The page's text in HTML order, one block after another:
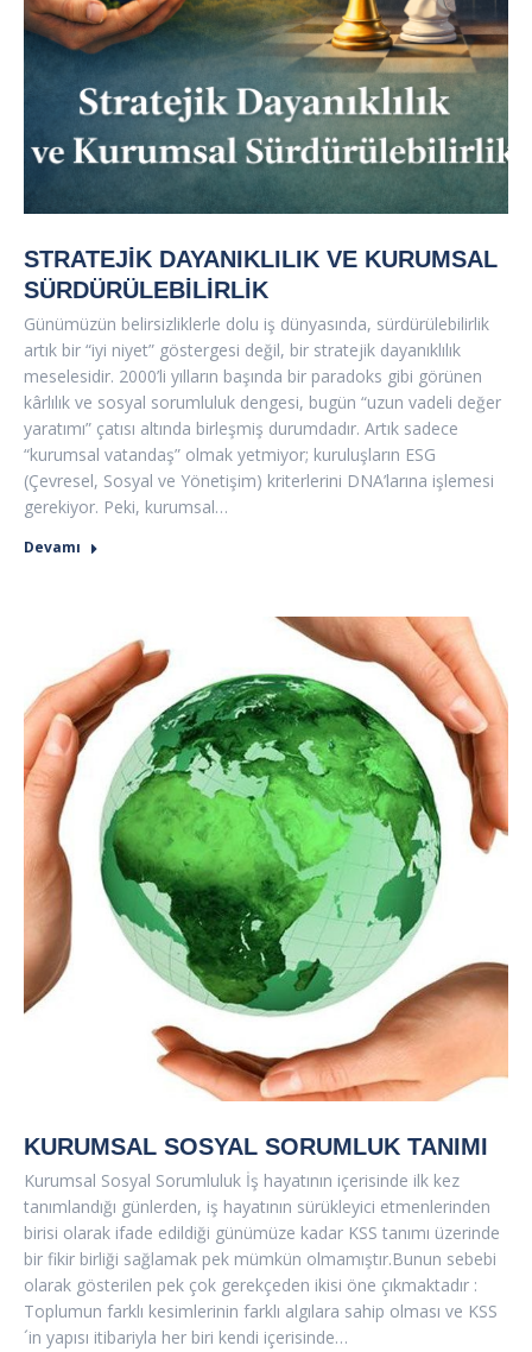
STRATEJIK DAYANIKLILIK VE KURUMSAL
SÜRDÜRÜLEBILIRLIK
Günümüzün belirsizliklerle dolu iş dünyasında, sürdürülebilirlik
artık bir “iyi niyet” göstergesi değil, bir stratejik dayanıklılık
meselesidir. 2000’li yılların başında bir paradoks gibi görünen
kârlılık ve sosyal sorumluluk dengesi, bugün “uzun vadeli değer
yaratımı” çatısı altında birleşmiş durumdadır. Artık sadece
“kurumsal vatandaş” olmak yetmiyor; kuruluşların ESG
(Çevresel, Sosyal ve Yönetişim) kriterlerini DNA’larına işlemesi
gerekiyor. Peki, kurumsal…
Devamı
KURUMSAL SOSYAL SORUMLUK TANIMI
Kurumsal Sosyal Sorumluluk İş hayatının içerisinde ilk kez
tanımlandığı günlerden, iş hayatının sürükleyici etmenlerinden
birisi olarak ifade edildiği günümüze kadar KSS tanımı üzerinde
bir fikir birliği sağlamak pek mümkün olmamıştır.Bunun sebebi
olarak gösterilen pek çok gerekçeden ikisi öne çıkmaktadır :
Toplumun farklı kesimlerinin farklı algılara sahip olması ve KSS
´in yapısı itibariyla her biri kendi içerisinde…